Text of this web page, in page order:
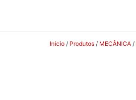
Início / Produtos / MECÂNICA /